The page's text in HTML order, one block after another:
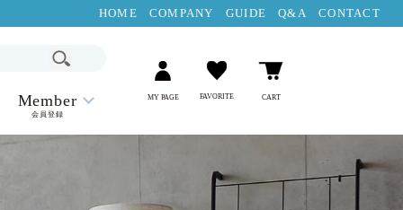
HOME COMPANY GUIDE Q&A CONTACT
Member
会員登録
MY PAGE FAVORITE CART